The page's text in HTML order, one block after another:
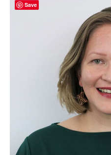
Save